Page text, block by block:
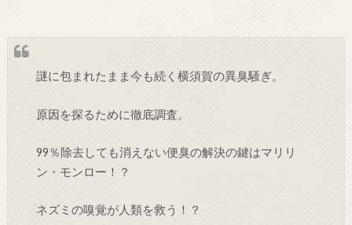
謎に包まれたまま今も続く横須賀の異臭騒ぎ。
原因を探るために徹底調査。
99％除去しても消えない便臭の解決の鍵はマリリ
ン・モンロー！？
ネズミの嗅覚が人類を救う！？